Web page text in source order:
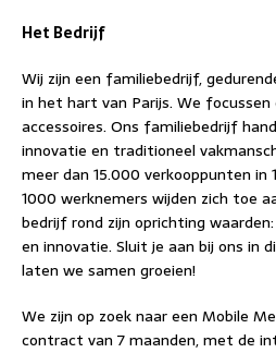
Het Bedrijf
Wij zijn een familiebedrijf,
in het hart van Parijs. We focussen
accessoires. Ons familiebedrijf
innovatie en traditioneel
meer dan 15.000 verkooppunten in
1000 werknemers wijden zich toe
bedrijf rond zijn oprichting
en innovatie. Sluit je aan bij ons in
laten we samen groeien!
We zijn op zoek naar een Mobile
contract van 7 maanden, met de